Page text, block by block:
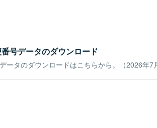
号データのダウンロード
ータのダウンロードはこちらから。（2026年7